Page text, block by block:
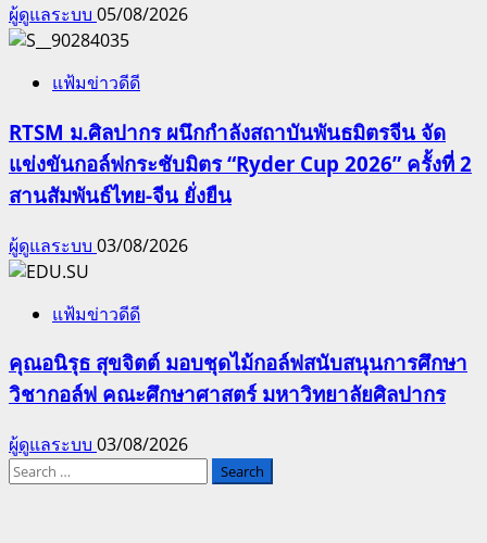
ผู้ดูแลระบบ 05/08/2026
แฟ้มข่าวดีดี
RTSM ม.ศิลปากร ผนึกกำลังสถาบันพันธมิตรจีน จัด
แข่งขันกอล์ฟกระชับมิตร “Ryder Cup 2026” ครั้งที่ 2
สานสัมพันธ์ไทย-จีน ยั่งยืน
ผู้ดูแลระบบ 03/08/2026
แฟ้มข่าวดีดี
คุณอนิรุธ สุขจิตต์ มอบชุดไม้กอล์ฟสนับสนุนการศึกษา
วิชากอล์ฟ คณะศึกษาศาสตร์ มหาวิทยาลัยศิลปากร
ผู้ดูแลระบบ 03/08/2026
Search